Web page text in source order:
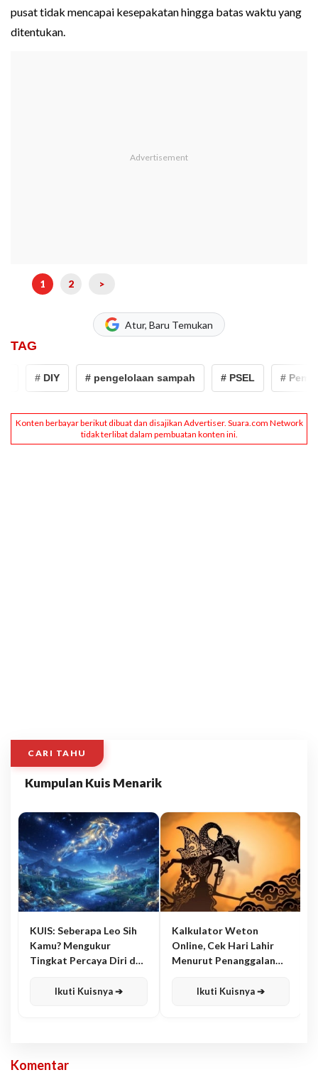
pusat tidak mencapai kesepakatan hingga batas waktu yang
ditentukan.
1 2 >
Atur, Baru Temukan
TAG
# DIY # pengelolaan sampah # PSEL #
CARI TAHU
Kumpulan Kuis Menarik
KUIS: Seberapa Leo Sih
Kamu? Mengukur
Tingkat Percaya Diri dan
Ikuti Kuisnya ➔
Kalkulator Weton
Online, Cek Hari Lahir
Menurut Penanggalan
Ikuti Kuisnya ➔
Komentar